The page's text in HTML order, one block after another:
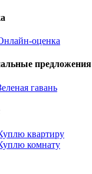
оценка
предложения
гавань
квартиру
комнату